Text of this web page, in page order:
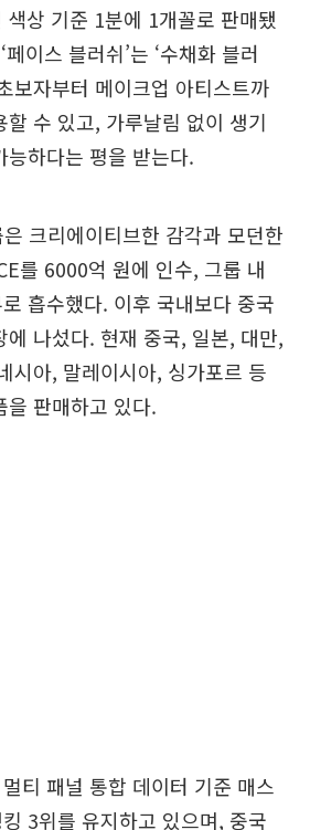
상 기준 1분에 1개꼴로 판매됐
이스 블러쉬’는 ‘수채화 블러
보자부터 메이크업 아티스트까
수 있고, 가루날림 없이 생기
능하다는 평을 받는다.
크리에이티브한 감각과 모던한
를 6000억 원에 인수, 그룹 내
흡수했다. 이후 국내보다 중국
에 나섰다. 현재 중국, 일본, 대만,
시아, 말레이시아, 싱가포르 등
을 판매하고 있다.
티 패널 통합 데이터 기준 매스
3위를 유지하고 있으며, 중국